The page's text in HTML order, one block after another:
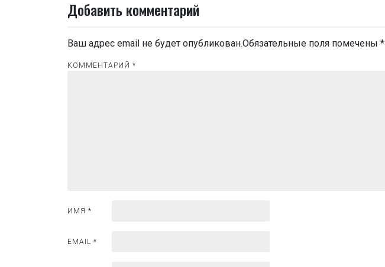
в
г
а
з
а
Добавить комментарий
Ваш адрес email не будет опубликован.Обязательные поля помечены *
КОММЕНТАРИЙ *
ИМЯ *
EMAIL *